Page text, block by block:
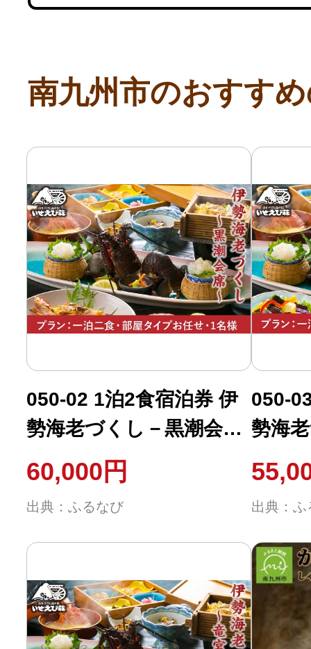
南九州市のおすす
050-02 1泊2食宿泊券 伊
勢海老づくし－黒潮会席
－
60,000円
出典：ふるなび
050-
勢海
－
出典：ふ